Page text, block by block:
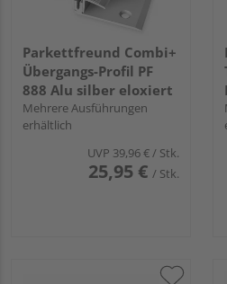
Parkettfreund Combi+
Übergangs-Profil PF
888 Alu silber eloxiert
Mehrere Ausführungen
erhältlich
UVP 39,96 €/ Stk.
25,95 € / Stk.